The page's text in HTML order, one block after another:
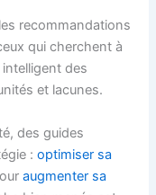
recommandations
qui cherchent à
intelligent des
et lacunes.
des guides
:optimiser sa
augmenter sa